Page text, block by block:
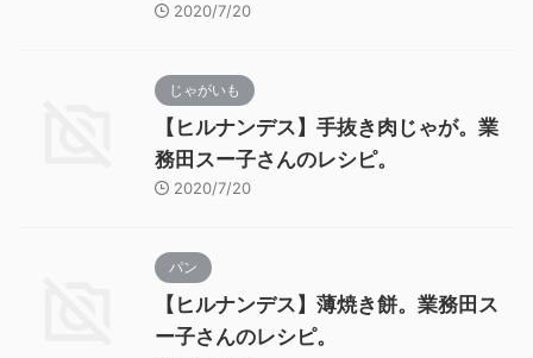
2020/7/20
じゃがいも
【ヒルナンデス】手抜き肉じゃが。業
務田スー子さんのレシピ。
2020/7/20
パン
【ヒルナンデス】薄焼き餅。業務田ス
ー子さんのレシピ。